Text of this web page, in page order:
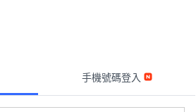
手機號碼登入